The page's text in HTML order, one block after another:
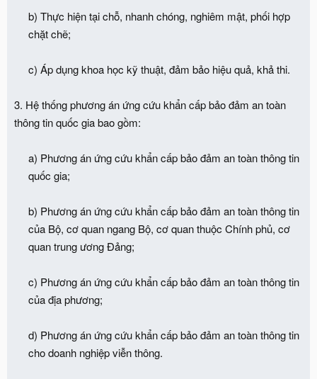
b) Thực hiện tại chỗ, nhanh chóng, nghiêm mật, phối hợp
chặt chẽ;
c) Áp dụng khoa học kỹ thuật, đảm bảo hiệu quả, khả thi.​
3. Hệ thống phương án ứng cứu khẩn cấp bảo đảm an toàn
thông tin quốc gia bao gồm:
a) Phương án ứng cứu khẩn cấp bảo đảm an toàn thông tin
quốc gia;
b) Phương án ứng cứu khẩn cấp bảo đảm an toàn thông tin
của Bộ, cơ quan ngang Bộ, cơ quan thuộc Chính phủ, cơ
quan trung ương Đảng;
c) Phương án ứng cứu khẩn cấp bảo đảm an toàn thông tin
của địa phương;
d) Phương án ứng cứu khẩn cấp bảo đảm an toàn thông tin
cho doanh nghiệp viễn thông.​